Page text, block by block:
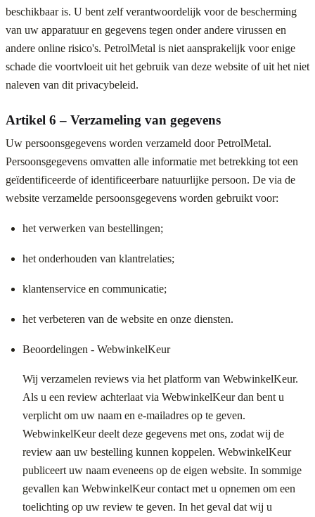
beschikbaar is. U bent zelf verantwoordelijk voor de bescherming
van uw apparatuur en gegevens tegen onder andere virussen en
andere online risico's. PetrolMetal is niet aansprakelijk voor enige
schade die voortvloeit uit het gebruik van deze website of uit het niet
naleven van dit privacybeleid.
Artikel 6 – Verzameling van gegevens
Uw persoonsgegevens worden verzameld door PetrolMetal.
Persoonsgegevens omvatten alle informatie met betrekking tot een
geïdentificeerde of identificeerbare natuurlijke persoon. De via de
website verzamelde persoonsgegevens worden gebruikt voor:
het verwerken van bestellingen;
het onderhouden van klantrelaties;
klantenservice en communicatie;
het verbeteren van de website en onze diensten.
Beoordelingen - WebwinkelKeur
Wij verzamelen reviews via het platform van WebwinkelKeur.
Als u een review achterlaat via WebwinkelKeur dan bent u
verplicht om uw naam en e-mailadres op te geven.
WebwinkelKeur deelt deze gegevens met ons, zodat wij de
review aan uw bestelling kunnen koppelen. WebwinkelKeur
publiceert uw naam eveneens op de eigen website. In sommige
gevallen kan WebwinkelKeur contact met u opnemen om een
toelichting op uw review te geven. In het geval dat wij u